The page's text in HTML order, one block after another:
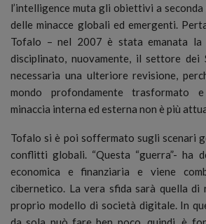
l’intelligence muta gli obiettivi a
delle minacce globali ed emergenti.
Tofalo – nel 2007 è stata emanata la
disciplinato, nuovamente, il settore dei
necessaria una ulteriore revisione,
mondo profondamente trasformato
minaccia interna ed esterna non è più
Tofalo si è poi soffermato sugli scenari
conflitti globali. “Questa “guerra”- ha
economica e finanziaria e viene
cibernetico. La vera sfida sarà quella di
proprio modello di società digitale. In